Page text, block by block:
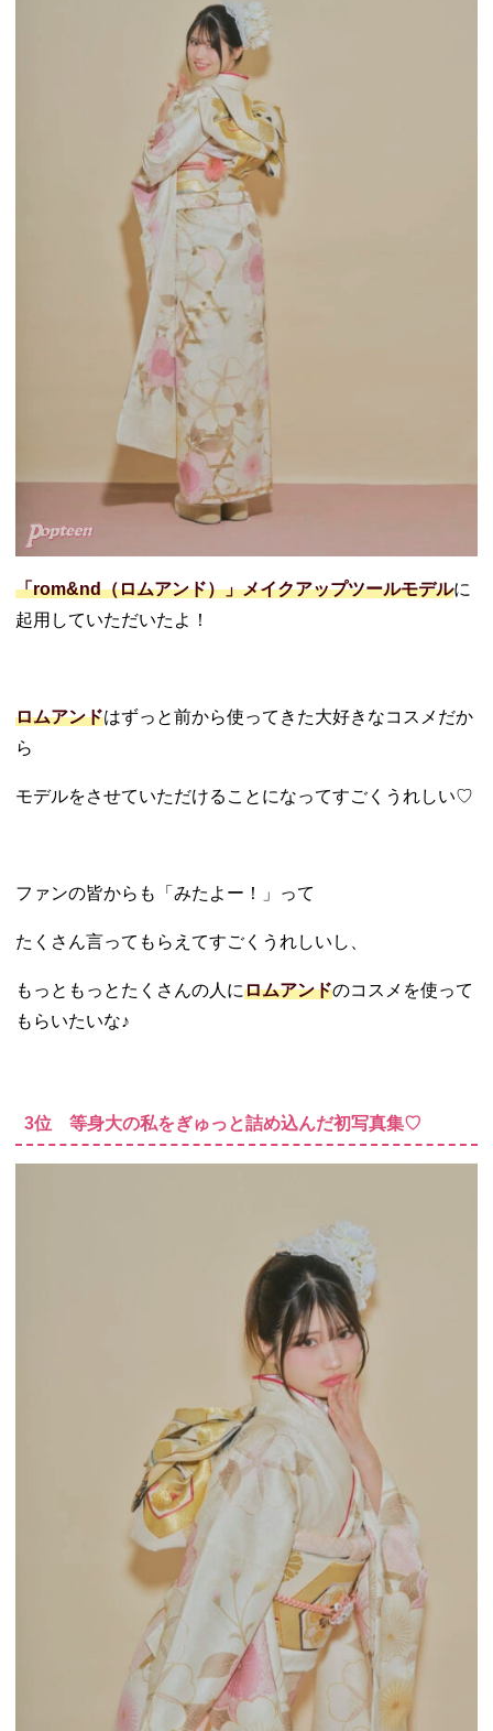
「rom&nd（ロムアンド）」メイクアップツールモデルに
起用していただいたよ！
ロムアンドはずっと前から使ってきた大好きなコスメだか
ら
モデルをさせていただけることになってすごくうれしい♡
ファンの皆からも「みたよー！」って
たくさん言ってもらえてすごくうれしいし、
もっともっとたくさんの人にロムアンドのコスメを使って
もらいたいな♪
3位 等身大の私をぎゅっと詰め込んだ初写真集♡